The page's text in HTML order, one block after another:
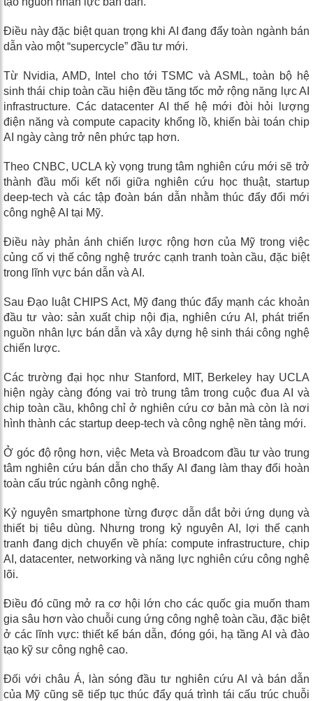
Điều này đặc biệt quan trọng khi AI đang đẩy toàn ngành bán
dẫn vào một “supercycle” đầu tư mới.
Từ Nvidia, AMD, Intel cho tới TSMC và ASML, toàn bộ hệ
sinh thái chip toàn cầu hiện đều tăng tốc mở rộng năng lực AI
infrastructure. Các datacenter AI thế hệ mới đòi hỏi lượng
điện năng và compute capacity khổng lồ, khiến bài toán chip
AI ngày càng trở nên phức tạp hơn.
Theo CNBC, UCLA kỳ vọng trung tâm nghiên cứu mới sẽ trở
thành đầu mối kết nối giữa nghiên cứu học thuật, startup
deep-tech và các tập đoàn bán dẫn nhằm thúc đẩy đổi mới
công nghệ AI tại Mỹ.
Điều này phản ánh chiến lược rộng hơn của Mỹ trong việc
củng cố vị thế công nghệ trước cạnh tranh toàn cầu, đặc biệt
trong lĩnh vực bán dẫn và AI.
Sau Đạo luật CHIPS Act, Mỹ đang thúc đẩy mạnh các khoản
đầu tư vào: sản xuất chip nội địa, nghiên cứu AI, phát triển
nguồn nhân lực bán dẫn và xây dựng hệ sinh thái công nghệ
chiến lược.
Các trường đại học như Stanford, MIT, Berkeley hay UCLA
hiện ngày càng đóng vai trò trung tâm trong cuộc đua AI và
chip toàn cầu, không chỉ ở nghiên cứu cơ bản mà còn là nơi
hình thành các startup deep-tech và công nghệ nền tảng mới.
Ở góc độ rộng hơn, việc Meta và Broadcom đầu tư vào trung
tâm nghiên cứu bán dẫn cho thấy AI đang làm thay đổi hoàn
toàn cấu trúc ngành công nghệ.
Kỷ nguyên smartphone từng được dẫn dắt bởi ứng dụng và
thiết bị tiêu dùng. Nhưng trong kỷ nguyên AI, lợi thế cạnh
tranh đang dịch chuyển về phía: compute infrastructure, chip
AI, datacenter, networking và năng lực nghiên cứu công nghệ
lõi.
Điều đó cũng mở ra cơ hội lớn cho các quốc gia muốn tham
gia sâu hơn vào chuỗi cung ứng công nghệ toàn cầu, đặc biệt
ở các lĩnh vực: thiết kế bán dẫn, đóng gói, hạ tầng AI và đào
tạo kỹ sư công nghệ cao.
Đối với châu Á, làn sóng đầu tư nghiên cứu AI và bán dẫn
của Mỹ cũng sẽ tiếp tục thúc đẩy quá trình tái cấu trúc chuỗi